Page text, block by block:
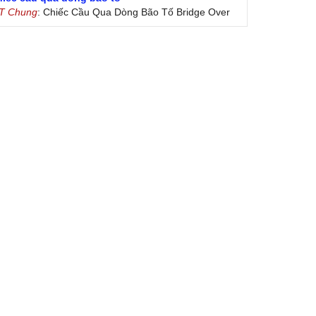
Chung: Chiếc Cầu Qua Dòng Bão Tố Bridge Over
Water by Simon & Garfunkel (Released